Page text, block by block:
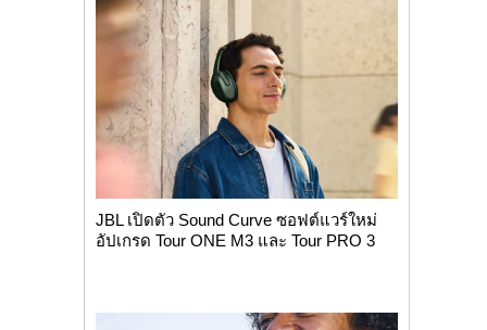
JBL เปิดตัว Sound Curve ซอฟต์แวร์ใหม่
อัปเกรด Tour ONE M3 และ Tour PRO 3